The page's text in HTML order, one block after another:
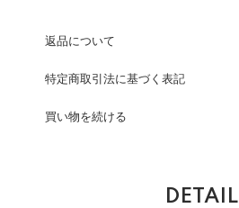
返品について
特定商取引法に基づく表記
買い物を続ける
DETAIL